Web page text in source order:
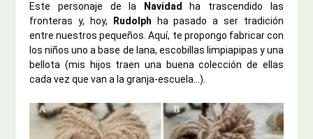
Este personaje de la Navidad
ha trascendido las
fronteras y, hoy,
Rudolph ha pasado a ser tradición
entre nuestros pequeños. Aquí, te propongo fabricar con
los niños uno a base de lana, escobillas limpiapipas y una
bellota (mis hijos traen una buena colección de ellas
cada vez que van a la granja-escuela…).